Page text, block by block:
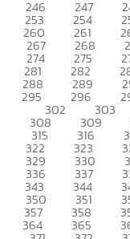
246 247
253 254
260 261
267 268
274 275
281 282
288 289
295 296
302 303
308 309
315 316
322 323
329 330
336 337
343 344
350 351
357 358
364 365